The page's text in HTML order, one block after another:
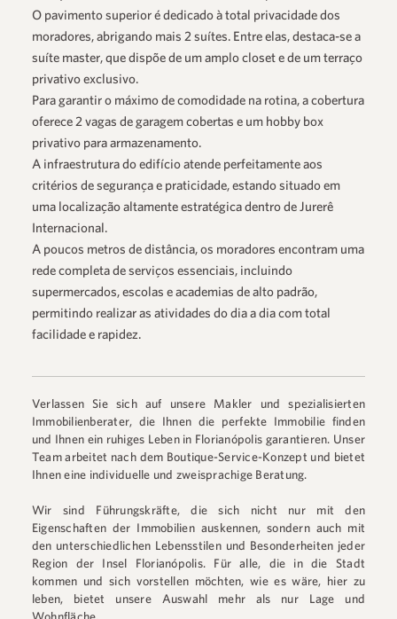
O pavimento superior é dedicado à total privacidade dos
moradores, abrigando mais 2 suítes. Entre elas, destaca-se a
suíte master, que dispõe de um amplo closet e de um terraço
privativo exclusivo.
Para garantir o máximo de comodidade na rotina, a cobertura
oferece 2 vagas de garagem cobertas e um hobby box
privativo para armazenamento.
A infraestrutura do edifício atende perfeitamente aos
critérios de segurança e praticidade, estando situado em
uma localização altamente estratégica dentro de Jurerê
Internacional.
A poucos metros de distância, os moradores encontram uma
rede completa de serviços essenciais, incluindo
supermercados, escolas e academias de alto padrão,
permitindo realizar as atividades do dia a dia com total
facilidade e rapidez.
Verlassen Sie sich auf unsere Makler und spezialisierten
Immobilienberater, die Ihnen die perfekte Immobilie finden
und Ihnen ein ruhiges Leben in Florianópolis garantieren. Unser
Team arbeitet nach dem Boutique-Service-Konzept und bietet
Ihnen eine individuelle und zweisprachige Beratung.
Wir sind Führungskräfte, die sich nicht nur mit den
Eigenschaften der Immobilien auskennen, sondern auch mit
den unterschiedlichen Lebensstilen und Besonderheiten jeder
Region der Insel Florianópolis. Für alle, die in die Stadt
kommen und sich vorstellen möchten, wie es wäre, hier zu
leben, bietet unsere Auswahl mehr als nur Lage und